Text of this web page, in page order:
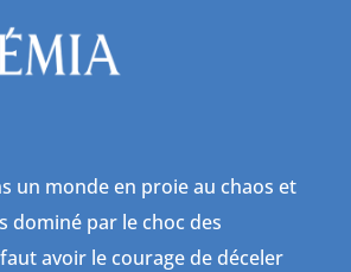
un monde en proie au chaos et
dominé par le choc des
avoir le courage de déceler